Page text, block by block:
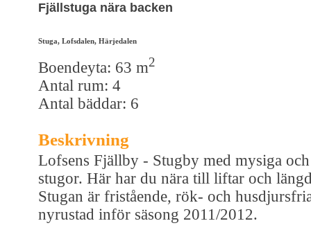
Fjällstuga nära backen
Stuga, Lofsdalen, Härjedalen
Boendeyta: 63 m2
Antal rum: 4
Antal bäddar: 6
Beskrivning
Lofsens Fjällby - Stugby med mysiga
stugor. Här har du nära till liftar och
Stugan är fristående, rök- och
nyrustad inför säsong 2011/2012.